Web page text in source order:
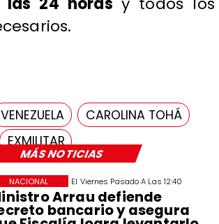
MÁS NOTICIAS
El Viernes Pasado A Las 12:40
Arrau defiende
bancario y asegura
NACIONAL
VENEZUELA
CAROLINA TOHÁ
EXMILITAR